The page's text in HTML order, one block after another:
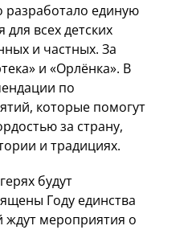
разработало единую
всех детских
и частных. За
и «Орлёнка». В
по
которые помогут
за страну,
и традициях.
будут
Году единства
ждут мероприятия о